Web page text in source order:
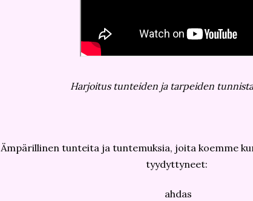
Harjoitus tunteiden ja tarpeiden
Ämpärillinen tunteita ja tuntemuksia, joita koemme
tyydyttyneet:
ahdas